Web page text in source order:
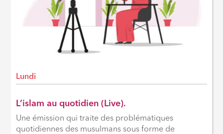
Lundi
L’islam au quotidien (Live).
Une émission qui traite des problématiques
quotidiennes des musulmans sous forme de